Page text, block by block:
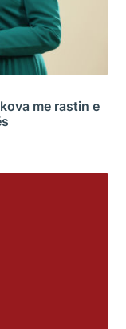
me rastin e